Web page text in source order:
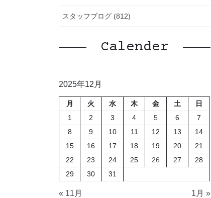
スタッフブログ (812)
Calender
2025年12月
月 火 水 木 金 土
日
1
2 3 4 5 6
7
8
9 10 11 12 13
14
15
16 17 18 19 20
21
22
23 24 25 26 27
28
29
30 31
« 11月 1月 »